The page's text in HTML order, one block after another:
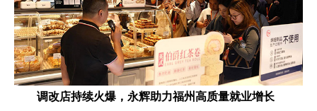
调改店持续火爆，永辉助力福州高质量就业增长